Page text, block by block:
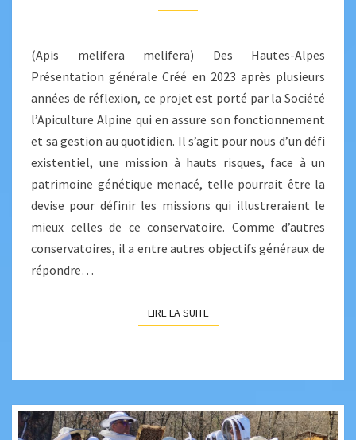
NOIRE
(Apis melifera melifera) Des Hautes-Alpes
Présentation générale Créé en 2023 après plusieurs
années de réflexion, ce projet est porté par la Société
l’Apiculture Alpine qui en assure son fonctionnement
et sa gestion au quotidien. Il s’agit pour nous d’un défi
existentiel, une mission à hauts risques, face à un
patrimoine génétique menacé, telle pourrait être la
devise pour définir les missions qui illustreraient le
mieux celles de ce conservatoire. Comme d’autres
conservatoires, il a entre autres objectifs généraux de
répondre…
LIRE LA SUITELIRE LA SUITE